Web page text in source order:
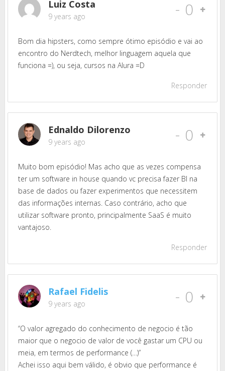
Luiz Costa
9 years ago - 0
Bom dia hipsters, como sempre ótimo episódio e vai ao
encontro do Nerdtech, melhor linguagem aquela que
funciona =), ou seja, cursos na Alura =D
Responder
Ednaldo Dilorenzo
9 years ago - 0
Muito bom episódio! Mas acho que as vezes compensa
ter um software in house quando vc precisa fazer BI na
base de dados ou fazer experimentos que necessitem
das informações internas. Caso contrário, acho que
utilizar software pronto, principalmente SaaS é muito
vantajoso.
Responder
Rafael Fidelis
9 years ago - 0
“O valor agregado do conhecimento de negocio é tão
maior que o negocio de valor de você gastar um CPU ou
meia, em termos de performance (…)”
Achei isso aqui bem válido, é obvio que performance é